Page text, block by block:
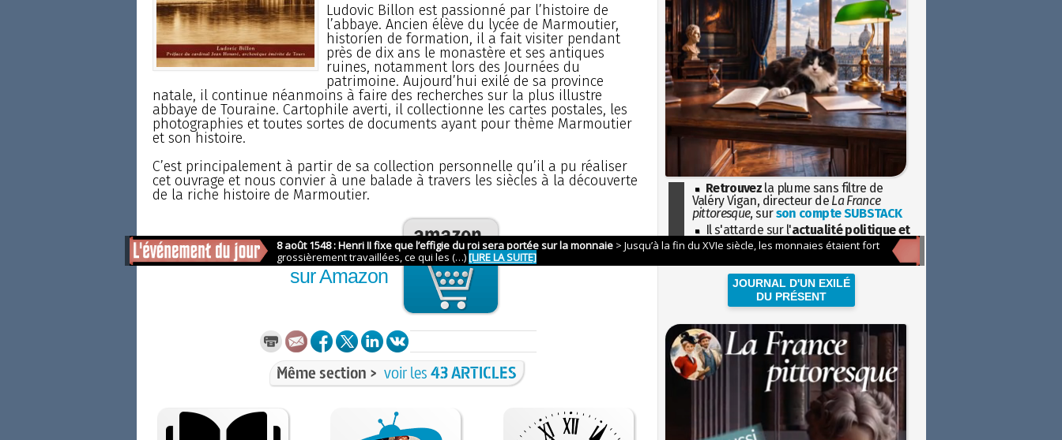
Ludovic Billon est passionné par l’histoire de
l’abbaye. Ancien élève du lycée de Marmoutier,
historien de formation, il a fait visiter pendant
près de dix ans le monastère et ses antiques
ruines, notamment lors des Journées du
patrimoine. Aujourd’hui exilé de sa province
natale, il continue néanmoins à faire des recherches sur la plus illustre
abbaye de Touraine. Cartophile averti, il collectionne les cartes postales, les
photographies et toutes sortes de documents ayant pour thème Marmoutier
et son histoire.
C’est principalement à partir de sa collection personnelle qu’il a pu réaliser
cet ouvrage et nous convier à une balade à travers les siècles à la découverte
de la riche histoire de Marmoutier.
Commander
sur Amazon
Même section > voir les43 ARTICLES
Retrouvez la plume sans filtre de
Valéry Vigan, directeur de La France
pittoresque, surson compte SUBSTACK
Il s'attarde sur l'actualité politique et
sociétaleavec la hauteur de vue de
JOURNAL D'UN EXILÉ
DU PRÉSENT